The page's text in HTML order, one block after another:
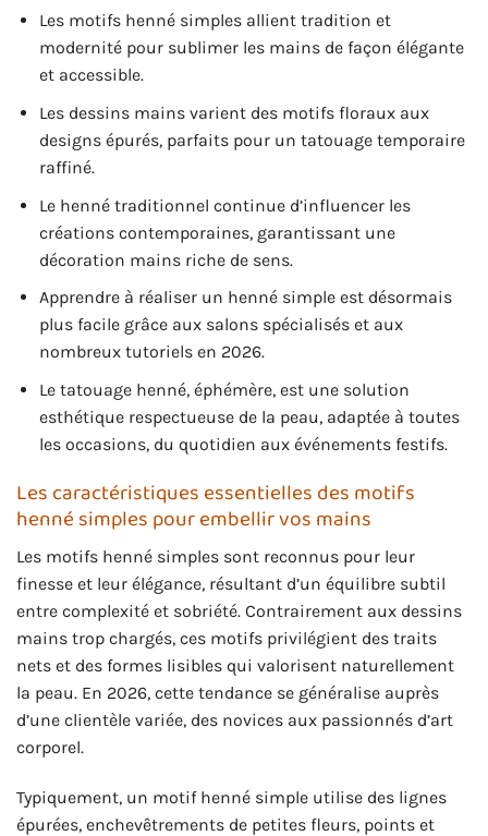
Les motifs henné simples allient tradition et
modernité pour sublimer les mains de façon élégante
et accessible.
Les dessins mains varient des motifs floraux aux
designs épurés, parfaits pour un tatouage temporaire
raffiné.
Le henné traditionnel continue d’influencer les
créations contemporaines, garantissant une
décoration mains riche de sens.
Apprendre à réaliser un henné simple est désormais
plus facile grâce aux salons spécialisés et aux
nombreux tutoriels en 2026.
Le tatouage henné, éphémère, est une solution
esthétique respectueuse de la peau, adaptée à toutes
les occasions, du quotidien aux événements festifs.
Les caractéristiques essentielles des motifs
henné simples pour embellir vos mains
Les motifs henné simples sont reconnus pour leur
finesse et leur élégance, résultant d’un équilibre subtil
entre complexité et sobriété. Contrairement aux dessins
mains trop chargés, ces motifs privilégient des traits
nets et des formes lisibles qui valorisent naturellement
la peau. En 2026, cette tendance se généralise auprès
d’une clientèle variée, des novices aux passionnés d’art
corporel.
Typiquement, un motif henné simple utilise des lignes
épurées, enchevêtrements de petites fleurs, points et